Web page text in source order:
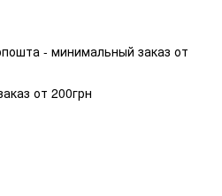
- минимальный заказ от
от 200грн